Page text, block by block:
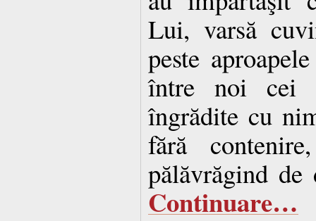
Lui, varsă
peste
între noi cei
îngrădite cu
fără
pălăvrăgind de
Continuare…